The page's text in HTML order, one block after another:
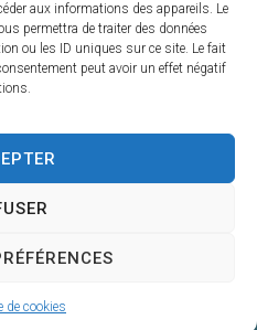
aux informations des appareils. Le
permettra de traiter des données
ou les ID uniques sur ce site. Le fait
peut avoir un effet négatif
de cookies
jour
la Fonction Publique